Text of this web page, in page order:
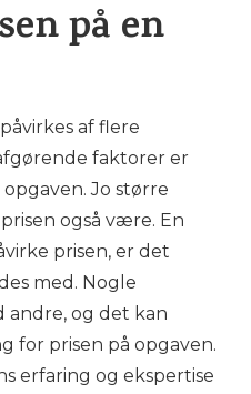
på en
af flere
faktorer er
Jo større
også være. En
prisen, er det
med. Nogle
andre, og det kan
for prisen på opgaven.
erfaring og ekspertise